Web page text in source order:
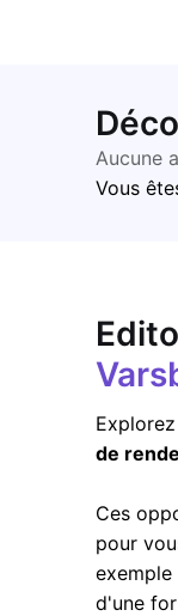
Aucune
Vous
Edito
de
Ces
pour
d'une